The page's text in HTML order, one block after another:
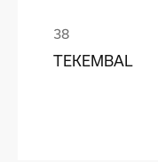
TEKEMBAL